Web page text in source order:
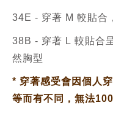
34E - 穿著 M 較貼合
38B - 穿著 L 較貼合
然胸型
* 穿著感受會因個人
等而有不同，無法